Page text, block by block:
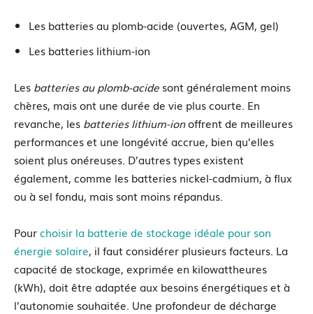
Les batteries au plomb-acide (ouvertes, AGM, gel)
Les batteries lithium-ion
Les batteries au plomb-acide sont généralement moins
chères, mais ont une durée de vie plus courte. En
revanche, les batteries lithium-ionoffrent de meilleures
performances et une longévité accrue, bien qu’elles
soient plus onéreuses. D’autres types existent
également, comme les batteries nickel-cadmium, à flux
ou à sel fondu, mais sont moins répandus.
Pourchoisir la batterie de stockage idéale pour son
énergie solaire, il faut considérer plusieurs facteurs. La
capacité de stockage, exprimée en kilowattheures
(kWh), doit être adaptée aux besoins énergétiques et à
l’autonomie souhaitée. Une profondeur de décharge